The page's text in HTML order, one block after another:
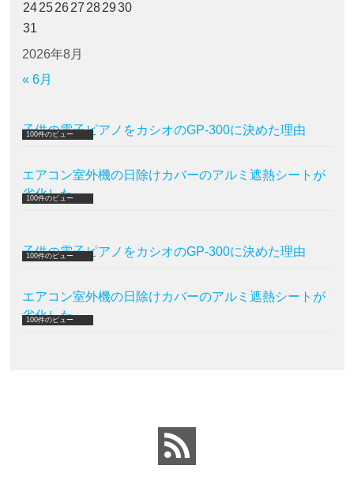
2026年8月
24252627 282930
31
« 6月
子供の電子ピアノをカシオのGP-300に決めた理由
100件のビュー
エアコン室外機の日除けカバーのアルミ遮熱シートが
劣化した
100件のビュー
子供の電子ピアノをカシオのGP-300に決めた理由
100件のビュー
エアコン室外機の日除けカバーのアルミ遮熱シートが
劣化した
100件のビュー